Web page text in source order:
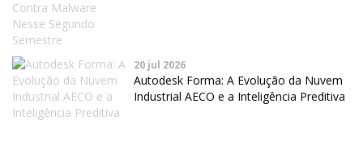
20 jul 2026
Autodesk Forma: A Evolução da Nuvem
Industrial AECO e a Inteligência Preditiva